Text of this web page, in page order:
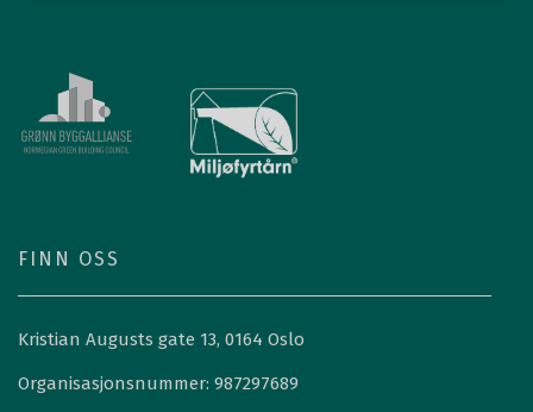
FINN OSS
Kristian Augusts gate 13, 0164 Oslo
Organisasjonsnummer: 987297689